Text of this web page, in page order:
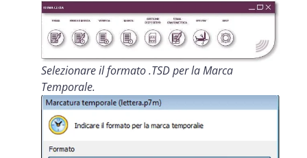
Selezionare il formato .TSD per la Marca
Temporale.